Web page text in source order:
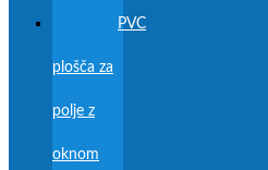
PVC
plošča za
polje z
oknom